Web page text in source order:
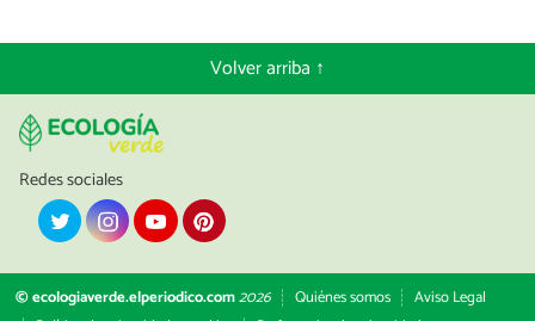
Volver arriba ↑
Redes sociales
© ecologiaverde.elperiodico.com2026 Quiénes somos
Aviso Legal